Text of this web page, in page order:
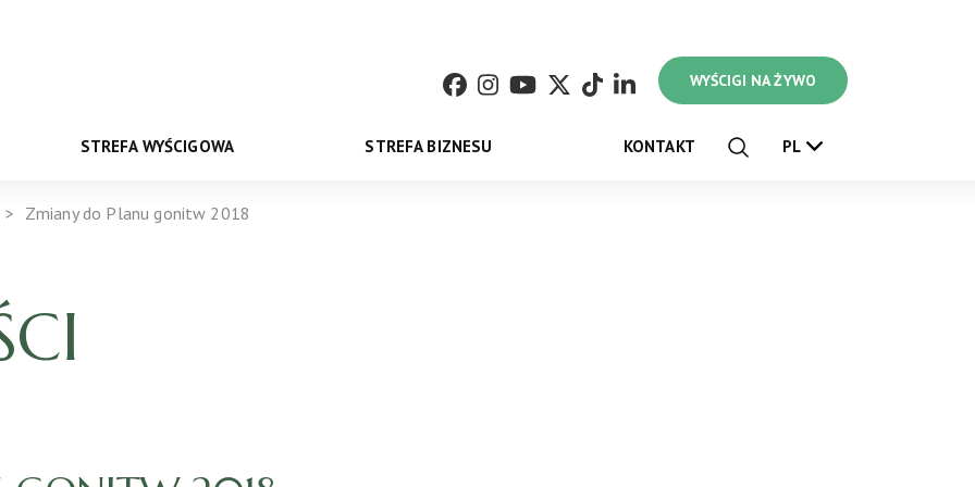
WYŚCIGI NA ŻYWO
STREFA WYŚCIGOWA STREFA BIZNESU KONTAKT PL
Zmiany do Planu gonitw 2018